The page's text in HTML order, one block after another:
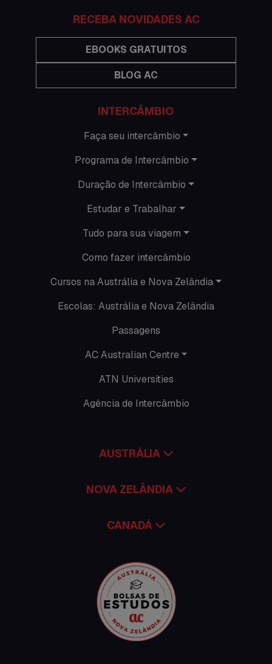
Histórias de intercâmbio
Hospedagem
Imigração Austrália
Informações gerais
Intercâmbio de férias
Minhas histórias na Austrália
Nova Zelândia
O que acontece na AC
Passeios
Promoções
Time Lapses
RECEBA NOVIDADES AC
EBOOKS GRATUITOS
BLOG AC
INTERCÂMBIO
Faça seu intercâmbio
Programa de Intercâmbio
Duração de Intercâmbio
Estudar e Trabalhar
Tudo para sua viagem
Como fazer intercâmbio
Cursos na Austrália e Nova Zelândia
Escolas: Austrália e Nova Zelândia
Passagens
AC Australian Centre
ATN Universities
Agência de Intercâmbio
AUSTRÁLIA
NOVA ZELÂNDIA
CANADÁ